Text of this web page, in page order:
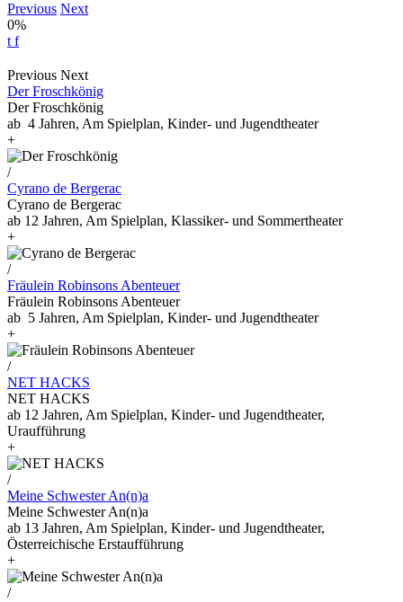
Previous Next
0%
t f
Previous Next
Der Froschkönig
Der Froschkönig
ab 4 Jahren, Am Spielplan, Kinder- und Jugendtheater
+
/
Cyrano de Bergerac
Cyrano de Bergerac
ab 12 Jahren, Am Spielplan, Klassiker- und Sommertheater
+
/
Fräulein Robinsons Abenteuer
Fräulein Robinsons Abenteuer
ab 5 Jahren, Am Spielplan, Kinder- und Jugendtheater
+
/
NET HACKS
NET HACKS
ab 12 Jahren, Am Spielplan, Kinder- und Jugendtheater,
Uraufführung
+
/
Meine Schwester An(n)a
Meine Schwester An(n)a
ab 13 Jahren, Am Spielplan, Kinder- und Jugendtheater,
Österreichische Erstaufführung
+
/